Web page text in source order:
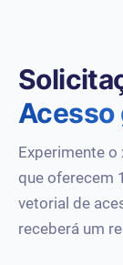
Experimente o
que oferecem
vetorial de
receberá um